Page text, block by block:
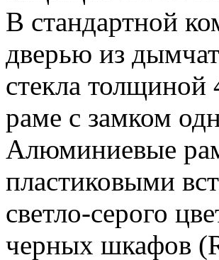
В стандартной
дверью из
стекла
раме с замком
Алюминиевые
пластиковыми
светло-серого
черных шкафов